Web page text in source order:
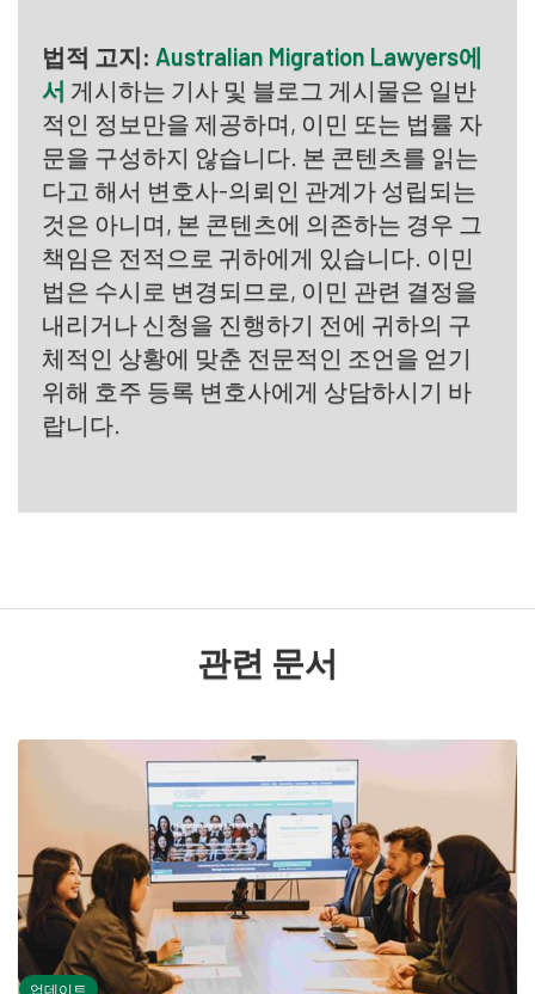
법적 고지: Australian Migration Lawyers에
서 게시하는 기사 및 블로그 게시물은 일반
적인 정보만을 제공하며, 이민 또는 법률 자
문을 구성하지 않습니다. 본 콘텐츠를 읽는
다고 해서 변호사-의뢰인 관계가 성립되는
것은 아니며, 본 콘텐츠에 의존하는 경우 그
책임은 전적으로 귀하에게 있습니다. 이민
법은 수시로 변경되므로, 이민 관련 결정을
내리거나 신청을 진행하기 전에 귀하의 구
체적인 상황에 맞춘 전문적인 조언을 얻기
위해 호주 등록 변호사에게 상담하시기 바
랍니다.
관련 문서
업데이트